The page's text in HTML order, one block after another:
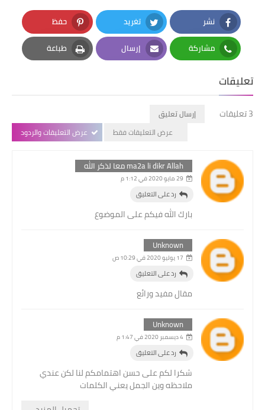
نشر
Facebook
تغريد
Twitter
حفظ
Pinterest
مشاركة
Whatsapp
إرسال
Email
طباعة
Print
تعليقات
3 تعليقات
إرسال تعليق
عرض التعليقات فقط
عرض التعليقات والردود
ma2a li dikr Allah معا لذكر الله
29 مايو 2020 في 1:12 م
بارك الله فيكم على الموضوع
رد على التعليق
Unknown
17 يوليو 2020 في 10:29 ص
مقال مفيد ورائع
رد على التعليق
Unknown
4 ديسمبر 2020 في 1:47 م
شكرا لكم على حسن اهتمامكم لنا لكن عندي
ملاحظه وين الجمل يعني الكلمات
رد على التعليق